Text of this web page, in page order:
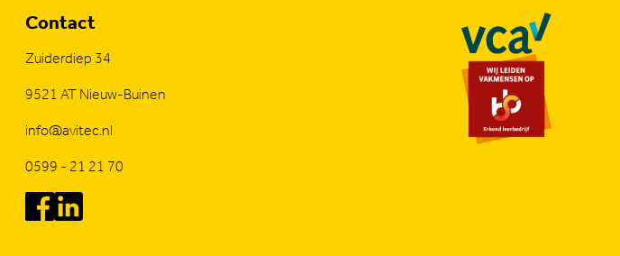
Contact
Zuiderdiep 34
9521 AT Nieuw-Buinen
info@avitec.nl
0599 - 21 21 70